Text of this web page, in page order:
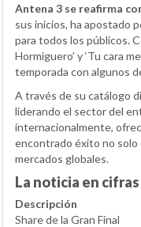
Antena 3 se reafirma
sus inicios, ha apostado
para todos los públicos.
Hormiguero’ y ‘Tu cara
temporada con algunos
A través de su catálogo
liderando el sector del
internacionalmente,
encontrado éxito no solo
mercados globales.
La noticia en cifras
Descripción
Share de la Gran Final